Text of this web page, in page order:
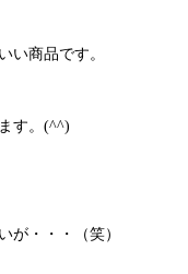
い商品です。
す。(^^)
が・・・（笑）